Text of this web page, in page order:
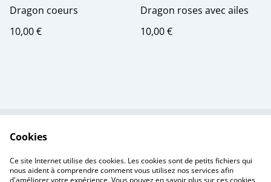
Dragon coeurs
10,00 €
Dragon roses avec ailes
10,00 €
Politique de
confidentialité
Politique de cookies
Cookies
Ce site Internet utilise des cookies. Les cookies sont de petits fichiers qui
nous aident à comprendre comment vous utilisez nos services afin
d'améliorer votre expérience. Vous pouvez en savoir plus sur ces cookies